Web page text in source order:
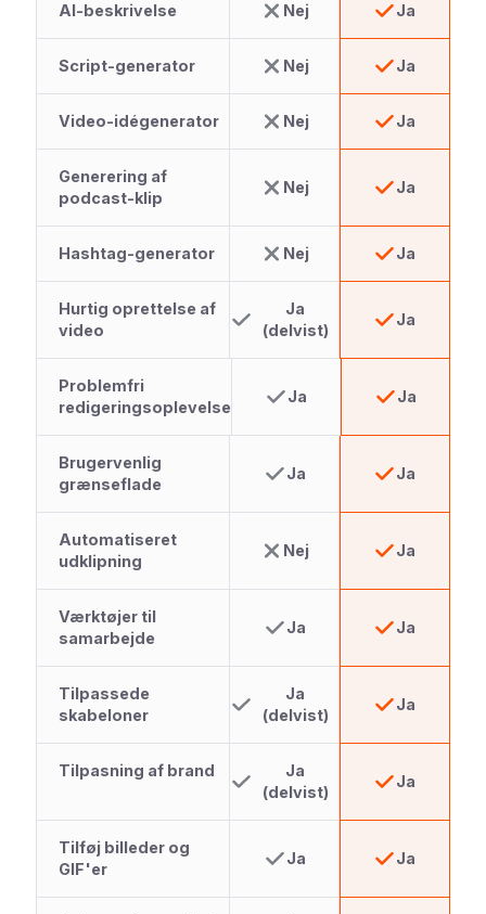
AI-beskrivelse Nej Ja
Script-generator Nej Ja
Video-idégenerator Nej Ja
Generering af
podcast-klip
Nej Ja
Hashtag-generator Nej Ja
Hurtig oprettelse af
video
Ja
(delvist)
Ja
Problemfri
redigeringsoplevelse
Ja Ja
Brugervenlig
grænseflade
Ja Ja
Automatiseret
udklipning
Nej Ja
Værktøjer til
samarbejde
Ja Ja
Tilpassede
skabeloner
Ja
(delvist)
Ja
Tilpasning af brand
Ja
(delvist)
Ja
Tilføj billeder og
GIF'er
Ja Ja